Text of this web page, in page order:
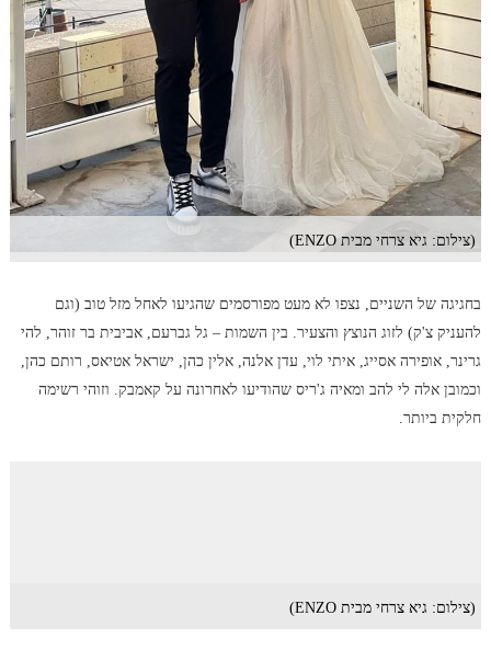
(צילום: גיא צרחי מבית ENZO)
בחגיגה של השניים, נצפו לא מעט מפורסמים שהגיעו לאחל מזל טוב (וגם
להעניק צ'ק) לזוג הנוצץ והצעיר. בין השמות – גל גברעם, אביבית בר זוהר, להי
גרינר, אופירה אסייג, איתי לוי, עדן אלנה, אלין כהן, ישראל אטיאס, רותם כהן,
וכמובן אלה לי להב ומאיה ג'ריס שהודיעו לאחרונה על קאמבק. וזוהי רשימה
חלקית ביותר.
(צילום: גיא צרחי מבית ENZO)